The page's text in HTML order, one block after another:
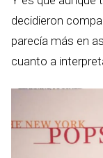
decidieron
parecía más en
cuanto a